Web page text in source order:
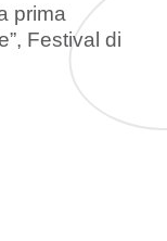
prima
Festival di